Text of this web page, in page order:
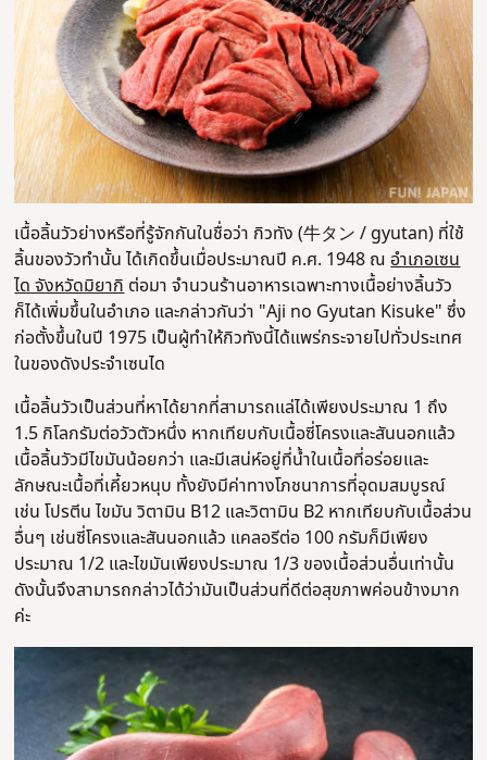
เนื้อลิ้นวัวย่างหรือที่รู้จักกันในชื่อว่า กิวทัง (牛タン / gyutan) ที่ใช้
ลิ้นของวัวทำนั้น ได้เกิดขึ้นเมื่อประมาณปี ค.ศ. 1948 ณอำเภอเซน
ได จังหวัดมิยากิต่อมา จำนวนร้านอาหารเฉพาะทางเนื้อย่างลิ้นวัว
ก็ได้เพิ่มขึ้นในอำเภอ และกล่าวกันว่า "Aji no Gyutan Kisuke" ซึ่ง
ก่อตั้งขึ้นในปี 1975 เป็นผู้ทำให้กิวทังนี้ได้แพร่กระจายไปทั่วประเทศ
ในของดังประจำเซนได
เนื้อลิ้นวัวเป็นส่วนที่หาได้ยากที่สามารถแล่ได้เพียงประมาณ 1 ถึง
1.5 กิโลกรัมต่อวัวตัวหนึ่ง หากเทียบกับเนื้อซี่โครงและสันนอกแล้ว
เนื้อลิ้นวัวมีไขมันน้อยกว่า และมีเสน่ห์อยู่ที่น้ำในเนื้อที่อร่อยและ
ลักษณะเนื้อที่เคี้ยวหนุบ ทั้งยังมีค่าทางโภชนาการที่อุดมสมบูรณ์
เช่น โปรตีน ไขมัน วิตามิน B12 และวิตามิน B2 หากเทียบกับเนื้อส่วน
อื่นๆ เช่นซี่โครงและสันนอกแล้ว แคลอรีต่อ 100 กรัมก็มีเพียง
ประมาณ 1/2 และไขมันเพียงประมาณ 1/3 ของเนื้อส่วนอื่นเท่านั้น
ดังนั้นจึงสามารถกล่าวได้ว่ามันเป็นส่วนที่ดีต่อสุขภาพค่อนข้างมาก
ค่ะ